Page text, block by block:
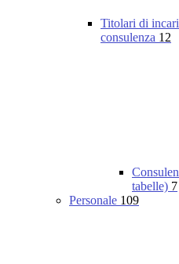
Titolari di
consulenza 12
tabelle) 7
Personale 109